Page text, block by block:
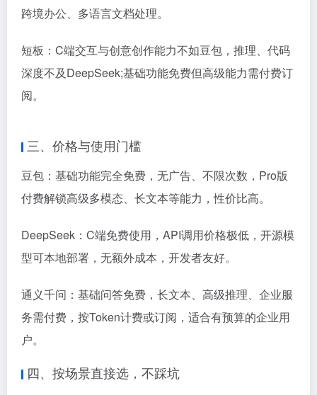
跨境办公、多语言文档处理。
短板：C端交互与创意创作能力不如豆包，推理、代码
深度不及DeepSeek;基础功能免费但高级能力需付费订
阅。
三、价格与使用门槛
豆包：基础功能完全免费，无广告、不限次数，Pro版
付费解锁高级多模态、长文本等能力，性价比高。
DeepSeek：C端免费使用，API调用价格极低，开源模
型可本地部署，无额外成本，开发者友好。
通义千问：基础问答免费，长文本、高级推理、企业服
务需付费，按Token计费或订阅，适合有预算的企业用
户。
四、按场景直接选，不踩坑